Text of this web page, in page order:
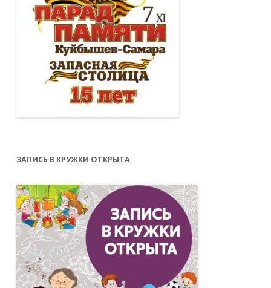
ЗАПИСЬ В КРУЖКИ ОТКРЫТА